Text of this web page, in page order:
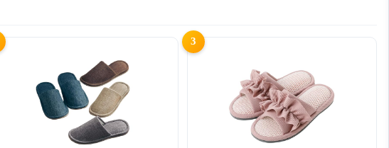
3